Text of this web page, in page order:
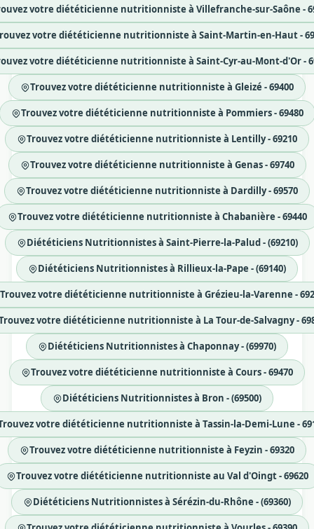
votre diététicienne nutritionniste à Villefranche-sur-Saône -
votre diététicienne nutritionniste à Saint-Martin-en-Haut -
votre diététicienne nutritionniste à Saint-Cyr-au-Mont-d'Or -
Trouvez votre diététicienne nutritionniste à Gleizé - 69400
Trouvez votre diététicienne nutritionniste à Pommiers - 69480
Trouvez votre diététicienne nutritionniste à Lentilly - 69210
Trouvez votre diététicienne nutritionniste à Genas - 69740
Trouvez votre diététicienne nutritionniste à Dardilly - 69570
Trouvez votre diététicienne nutritionniste à Chabanière - 69440
Diététiciens Nutritionnistes à Saint-Pierre-la-Palud - (69210)
Diététiciens Nutritionnistes à Rillieux-la-Pape - (69140)
Trouvez votre diététicienne nutritionniste à Grézieu-la-Varenne -
votre diététicienne nutritionniste à La Tour-de-Salvagny -
Diététiciens Nutritionnistes à Chaponnay - (69970)
Trouvez votre diététicienne nutritionniste à Cours - 69470
Diététiciens Nutritionnistes à Bron - (69500)
votre diététicienne nutritionniste à Tassin-la-Demi-Lune -
Trouvez votre diététicienne nutritionniste à Feyzin - 69320
Trouvez votre diététicienne nutritionniste au Val d'Oingt - 69620
Diététiciens Nutritionnistes à Sérézin-du-Rhône - (69360)